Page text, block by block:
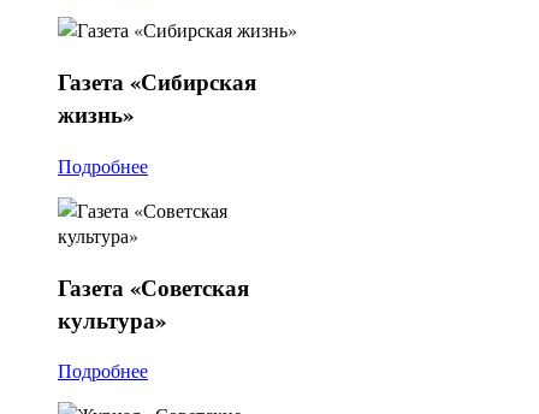
Газета«Сибирская
жизнь»
Подробнее
Газета«Советская
культура»
Подробнее